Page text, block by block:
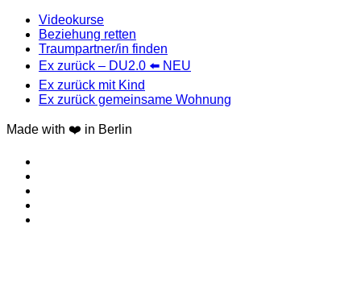
Videokurse
Beziehung retten
Traumpartner/in finden
Ex zurück – DU2.0 ⬅️ NEU
Ex zurück mit Kind
Ex zurück gemeinsame Wohnung
Made with ❤️ in Berlin